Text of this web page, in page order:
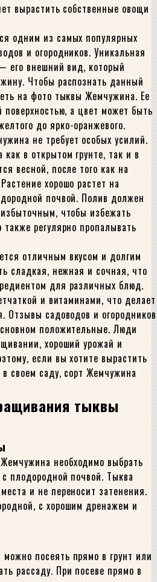
вырастить собственные овощи
одним из самых популярных
и огородников. Уникальная
его внешний вид, который
Чтобы распознать данный
на фото тыквы Жемчужина. Ее
поверхностью, а цвет может быть
до ярко-оранжевого.
не требует особых усилий.
в открытом грунте, так и в
весной, после того как на
хорошо растет на
почвой. Полив должен
чтобы избежать
регулярно пропалывать
отличным вкусом и долгим
сладкая, нежная и сочная, что
для различных блюд.
и витаминами, что делает
Отзывы садоводов и огородников
положительные. Люди
хороший урожай и
если вы хотите вырастить
своем саду, сорт Жемчужина
тыквы
необходимо выбрать
плодородной почвой. Тыква
и не переносит затенения.
с хорошим дренажем и
посеять прямо в грунт или
рассаду. При посеве прямо в